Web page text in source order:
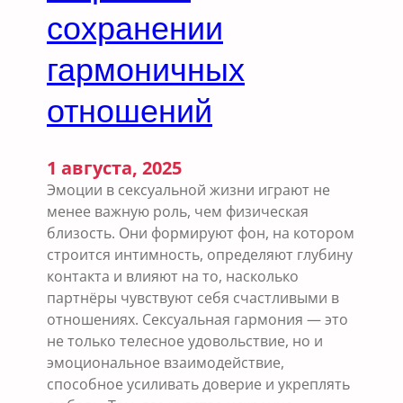
и
л
я
н
и
н
а
к
а
ч
е
с
т
сохранении
гармоничных
отношений
1 августа, 2025
Эмоции в сексуальной жизни играют не
менее важную роль, чем физическая
близость. Они формируют фон, на котором
строится интимность, определяют глубину
контакта и влияют на то, насколько
партнёры чувствуют себя счастливыми в
отношениях. Сексуальная гармония — это
не только телесное удовольствие, но и
эмоциональное взаимодействие,
способное усиливать доверие и укреплять